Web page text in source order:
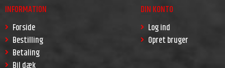
INFORMATION
Forside
Bestilling
Betaling
DIN KONTO
Log ind
Opret bruger